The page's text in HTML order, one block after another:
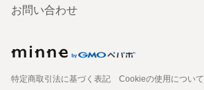
お問い合わせ
特定商取引法に基づく表記
Cookieの使用について